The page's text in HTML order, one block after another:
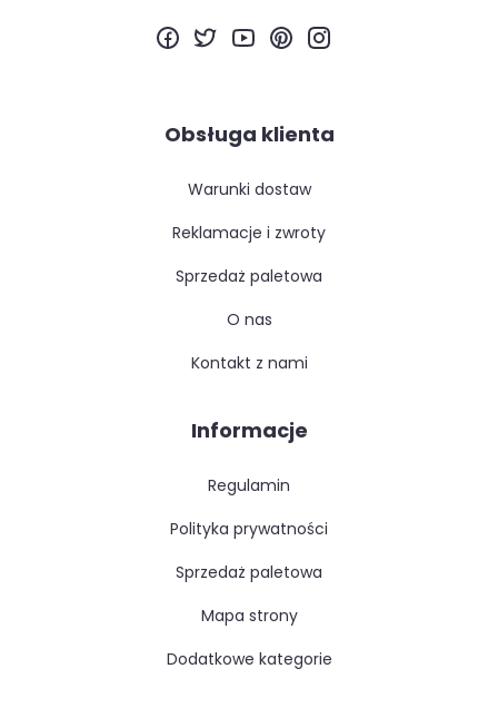
Obsługa klienta
warunki dostaw
reklamacje i zwroty
sprzedaż paletowa
o nas
kontakt z nami
Informacje
regulamin
polityka prywatności
sprzedaż paletowa
mapa strony
dodatkowe kategorie